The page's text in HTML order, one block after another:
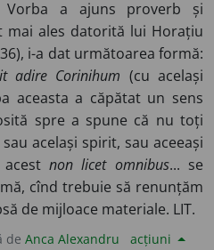
a ajuns proverb și
ales datorită lui Horațiu
i-a dat următoarea formă:
adire Corinihum (cu același
aceasta a căpătat un sens
spre a spune că nu toți
același spirit, sau aceeași
non licet omnibus... se
cînd trebuie să renunțăm
de mijloace materiale. LIT.
de Anca Alexandru acțiuni